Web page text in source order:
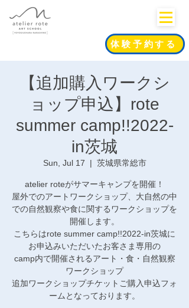
体験予約する
【追加購入ワークシ
ョップ申込】rote
summer camp!!2022-
in茨城
Sun, Jul 17
  |
茨城県常総市
atelier roteがサマーキャンプを開催！
屋外でのアートワークショップ、大自然の中
での自然観察や食に関するワークショップを
開催します。
こちらはrote summer camp!!2022-in茨城に
お申込みいただいたお客さま専用の
camp内で開催されるアート・食・自然観察
ワークショップ
追加ワークショップチケットご購入申込フォ
ームとなっております。